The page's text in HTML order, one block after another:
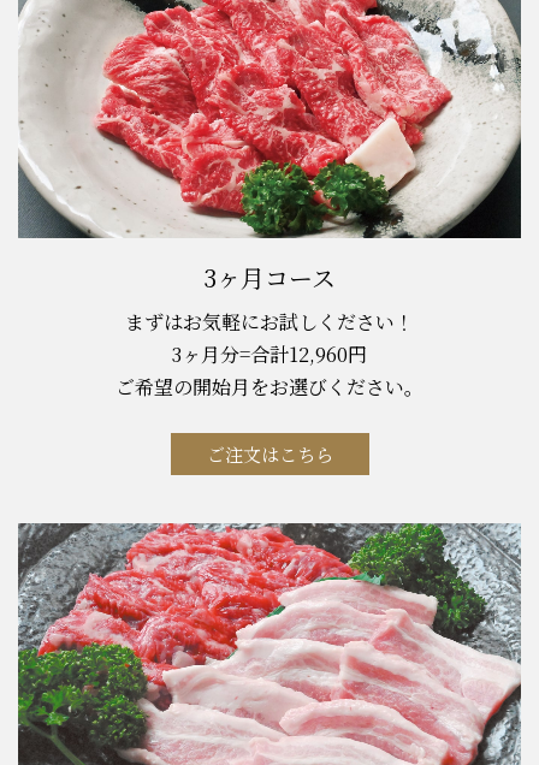
3ヶ月コース
まずはお気軽にお試しください！
3ヶ月分=合計12,960円
ご希望の開始月をお選びください。
ご注文はこちら